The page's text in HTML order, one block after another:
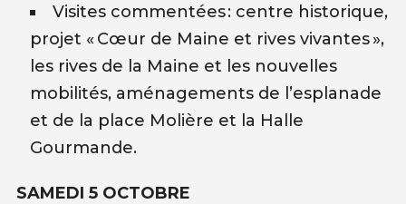
Visites commentées : centre historique,
projet « Cœur de Maine et rives vivantes »,
les rives de la Maine et les nouvelles
mobilités, aménagements de l’esplanade
et de la place Molière et la Halle
Gourmande.
SAMEDI 5 OCTOBRE